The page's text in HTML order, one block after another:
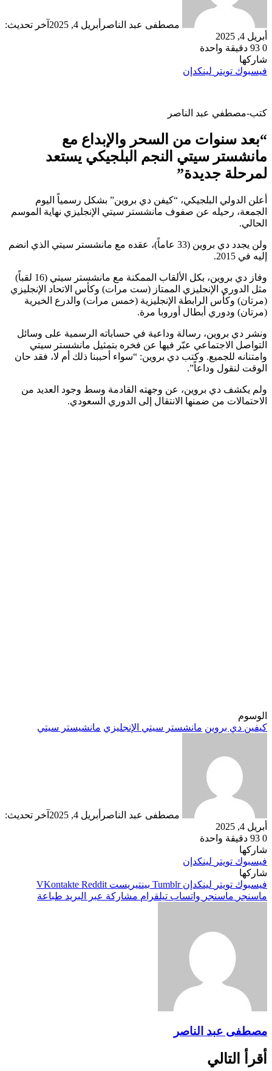
مصطفى عبد الناصر أبريل 4, 2025
آخر تحديث:
أبريل 4, 2025
0
دقيقة واحدة
شاركها
فيسبوك تويتر لينكدإن
كتب-مصطفي عبد الناصر
“بعد سنوات من السحر والإبداع مع
مانشستر سيتي النجم البلجيكي يستعد
لمرحلة جديدة”
أعلن الدولي البلجيكي، “كيفن دي بروين” بشكل رسمياً اليوم
الجمعة، رحيله عن صفوف مانشستر سيتي الإنجليزي نهاية الموسم
الحالي.
ولن يجدد دي بروين (33 عاماً)، عقده مع مانشستر سيتي الذي انضم
إليه في 2015.
وفاز دي بروين، بكل الألقاب الممكنة مع مانشستر سيتي (16 لقباً)
مثل الدوري الإنجليزي الممتاز (ست مرات) وكأس الاتحاد الإنجليزي
(مرتان) وكأس الرابطة الإنجليزية (خمس مرات) والدرع الخيرية
(مرتان) ودوري أبطال أوروبا مرة.
ونشر دي بروين، رسالة وداعية في حساباته الرسمية على وسائل
التواصل الاجتماعي عبّر فيها عن فخره بتمثيل مانشستر سيتي
وامتنانه للجميع. وكتب دي بروين: “سواء أحببنا ذلك أم لا، فقد حان
الوقت لنقول وداعاً”.
ولم يكشف دي بروين، عن وجهته القادمة وسط وجود العديد من
الاحتمالات من ضمنها الانتقال إلى الدوري السعودي.
الوسوم
كيفين دي بروين مانشستر سيتي الإنجليزي مانشيستر سيتي
مصطفى عبد الناصر أبريل 4, 2025
آخر تحديث:
أبريل 4, 2025
0
دقيقة واحدة
شاركها
فيسبوك تويتر لينكدإن
شاركها
فيسبوك تويتر لينكدإن بينتيريست
ماسنجر ماسنجر واتساب تيلقرام مشاركة عبر البريد طباعة
مصطفى عبد الناصر
أقرأ التالي